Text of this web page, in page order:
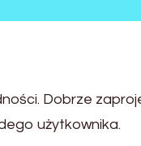
Dobrze
użytkownika.